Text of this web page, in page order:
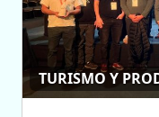
TURISMO Y